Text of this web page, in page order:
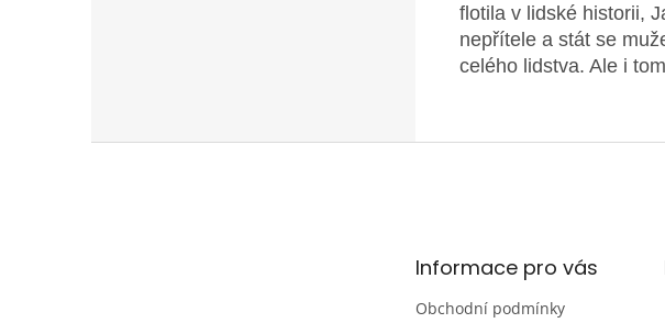
flotila v lidské historii,
nepřítele a stát se
celého lidstva. Ale i
Informace pro vás
Obchodní podmínky